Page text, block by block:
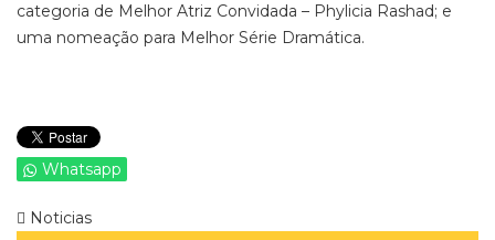
categoria de Melhor Atriz Convidada – Phylicia Rashad; e
uma nomeação para Melhor Série Dramática.
Whatsapp
Noticias